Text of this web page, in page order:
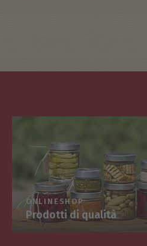
ONLINESHOP
Prodotti di qualità